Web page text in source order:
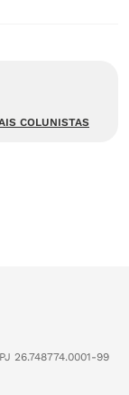
COLUNISTAS
26.748774.0001-99